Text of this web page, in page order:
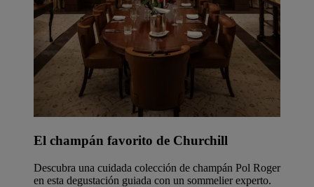
El champán favorito de Churchill
Descubra una cuidada colección de champán Pol Roger
en esta degustación guiada con un sommelier experto.